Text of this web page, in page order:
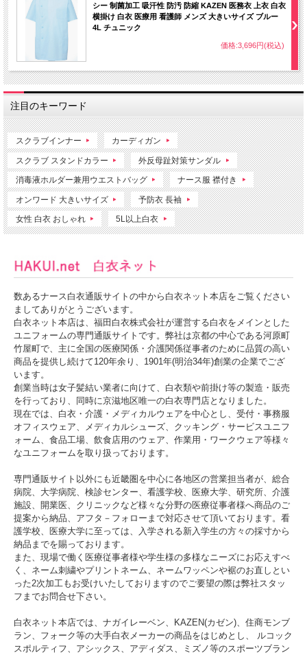
シー 制菌加工 吸汗性 防汚 防縮 KAZEN 医務衣 上衣 白衣
横掛け 白衣 医療用 看護師 メンズ 大きいサイズ ブルー
4L チュニック
価格:3,696円(税込)
注目のキーワード
スクラブインナー カーディガン
スクラブ スタンドカラー 外反母趾対策サンダル
消毒液ホルダー兼用ウエストバッグ ナース服 襟付き
オンワード 大きいサイズ 予防衣 長袖
女性 白衣 おしゃれ 5L以上白衣
数あるナース白衣通販サイトの中から白衣ネット本店をご覧ください
ましてありがとうございます。
白衣ネット本店は、福田白衣株式会社が運営する白衣をメインとした
ユニフォームの専門通販サイトです。弊社は京都の中心である河原町
竹屋町で、主に全国の医療関係・介護関係従事者のために品質の高い
商品を提供し続けて120年余り、1901年(明治34年)創業の企業でござ
います。
創業当時は女子髪結い業者に向けて、白衣類や前掛け等の製造・販売
を行っており、同時に京滋地区唯一の白衣専門店となりました。
現在では、白衣・介護・メディカルウェアを中心とし、受付・事務服
オフィスウェア、メディカルシューズ、クッキング・サービスユニフ
ォーム、食品工場、飲食店用のウェア、作業用・ワークウェア等様々
なユニフォームを取り扱っております。
専門通販サイト以外にも近畿圏を中心に各地区の営業担当者が、総合
病院、大学病院、検診センター、看護学校、医療大学、研究所、介護
施設、開業医、クリニックなど様々な分野の医療従事者様へ商品のご
提案から納品、アフタ－フォローまで対応させて頂いております。看
護学校、医療大学に至っては、入学される新入学生の方々の採寸から
納品までを賜っております。
また、現場で働く医療従事者様や学生様の多様なニーズにお応えすべ
く、ネーム刺繍やプリントネーム、ネームワッペンや裾のお直しとい
った2次加工もお受けいたしておりますのでご要望の際は弊社スタッ
フまでお問合せ下さい。
白衣ネット本店では、ナガイレーベン、KAZEN(カゼン)、住商モンブ
ラン、フォーク等の大手白衣メーカーの商品をはじめとし、 ルコック
スポルティフ、アシックス、アディダス、ミズノ等のスポーツブラン